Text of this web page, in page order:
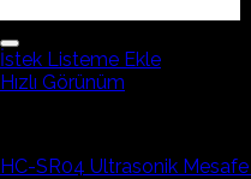
İstek Listeme Ekle
Hızlı Görünüm
HC-SR04 Ultrasonik